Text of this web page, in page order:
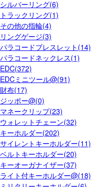
シルバーリング(6)
トラックリング(1)
その他の指輪(4)
リングゲージ(3)
パラコードブレスレット(14)
パラコードネックレス(1)
EDC(372)
EDCミニツール@(91)
財布(17)
ジッポー@(0)
マネークリップ(23)
ウォレットチェーン(32)
キーホルダー(202)
サイレントキーホルダー(11)
ベルトキーホルダー(20)
キーオーガナイザー(37)
ライト付キーホルダー@(18)